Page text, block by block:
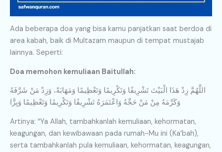
Ada beberapa doa yang bisa kamu panjatkan saat berdoa di
area kabah, baik di Multazam maupun di tempat mustajab
lainnya. Seperti:
Doa memohon kemuliaan Baitullah:
اللَّهُمَّ زِدْ هَذَا الْبَيْتَ تَشْرِيفًا وَتَكْرِيمًا وَتَعْظِيمًا وَمَهَابَةً، وَزِدْ مَنْ شَرَّفَهُ
وَكَرَّمَهُ مِنْ مَنْ حَجَّهُ وَاعْتَمَرَهُ تَشْرِيفًا وَتَكْرِيمًا وَتَعْظِيمًا وَبِرًّا
Artinya: “Ya Allah, tambahkanlah kemuliaan, kehormatan,
keagungan, dan kewibawaan pada rumah-Mu ini (Ka’bah),
serta tambahkanlah pula kemuliaan, kehormatan, keagungan,